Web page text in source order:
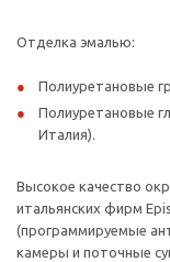
Отделка эмалью:
Полиуретановые
Полиуретановые
Италия).
Высокое качество
итальянских фирм
(программируемые
камеры и поточные